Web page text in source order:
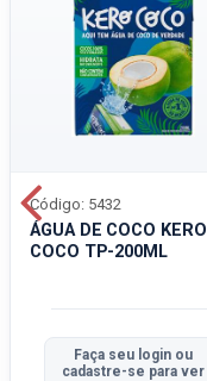
ÁGUA DE COCO KERO
COCO TP-200ML
Código: 5432
Faça seu login ou
cadastre-se para ver